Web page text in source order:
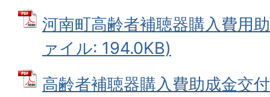
河南町高齢者補聴器購入費用
ァイル: 194.0KB)
高齢者補聴器購入費助成金交